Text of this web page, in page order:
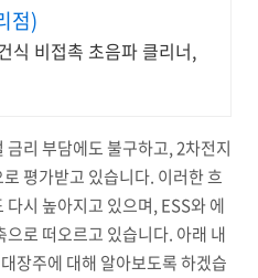
점)
식 비접촉 초음파 클리너,
리 부담에도 불구하고, 2차전지
평가받고 있습니다. 이러한 흐
시 높아지고 있으며, ESS와 에
로 떠오르고 있습니다. 아래 내
장주에 대해 알아보도록 하겠습